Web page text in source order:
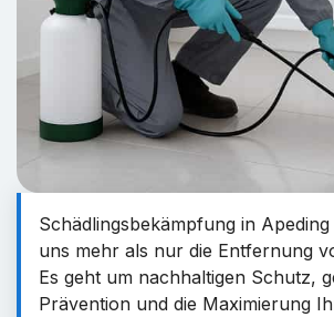
Schädlingsbekämpfung in
uns mehr als nur die Entfernung
Es geht um nachhaltigen Schutz,
Prävention und die Maximierung